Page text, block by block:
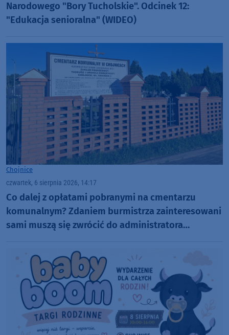
Narodowego "Bory Tucholskie". Odcinek 12:
"Edukacja senioralna" (WIDEO)
Chojnice
czwartek, 6 sierpnia 2026, 14:17
Co dalej z opłatami pobranymi na cmentarzu
komunalnym? Zdaniem burmistrza zainteresowani
sami muszą się zwrócić do administratora